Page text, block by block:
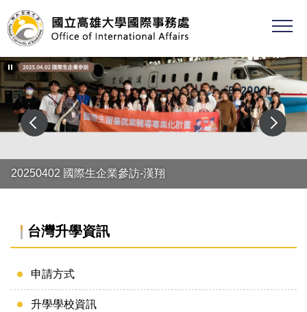
跳
到
主
要
內
容
區
20250402 國際生企業參訪-漢翔
台灣升學資訊
申請方式
升學學校資訊